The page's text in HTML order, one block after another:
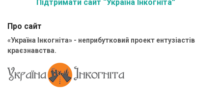
Підтримати сайт “Україна Інкогніта”
Про сайт
«Україна Інкогніта» - неприбутковий проект ентузіастів
краєзнавства.